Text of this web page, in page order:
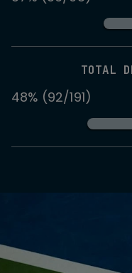
TOTAL
48% (92/191)